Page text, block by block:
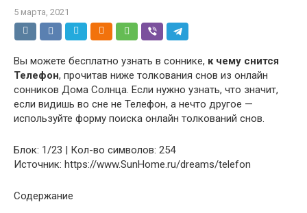
5 марта, 2021
Вы можете бесплатно узнать в соннике, к чему снится
Телефон, прочитав ниже толкования снов из онлайн
сонников Дома Солнца. Если нужно узнать, что значит,
если видишь во сне не Телефон, а нечто другое —
используйте форму поиска онлайн толкований снов.
Блок: 1/23 | Кол-во символов: 254
Источник: https://www.SunHome.ru/dreams/telefon
Содержание